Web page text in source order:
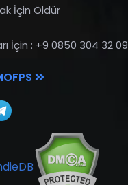
İçin Öldür
İçin : +9 0850 304 32 09